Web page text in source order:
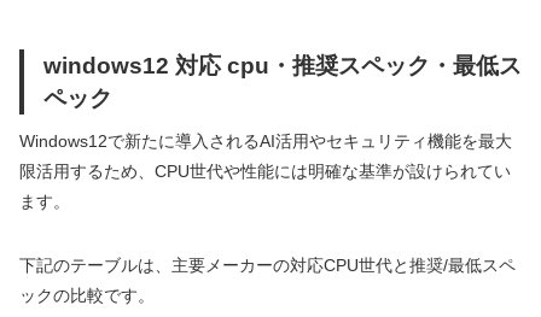
windows12 対応 cpu・推奨スペック・最低ス
ペック
Windows12で新たに導入されるAI活用やセキュリティ機能を最大
限活用するため、CPU世代や性能には明確な基準が設けられてい
ます。
下記のテーブルは、主要メーカーの対応CPU世代と推奨/最低スペ
ックの比較です。